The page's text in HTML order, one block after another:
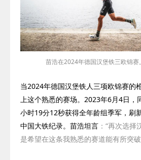
苗浩在2024年德国汉堡铁三欧锦
当2024年德国汉堡铁人三项欧锦赛的
上这个熟悉的赛场。 2023年6月4日，
小时19分12秒获得全年龄组季军，刷
中国大铁纪录。苗浩坦言 ： “再次选择
是希望在这条我熟悉的赛道能有所突